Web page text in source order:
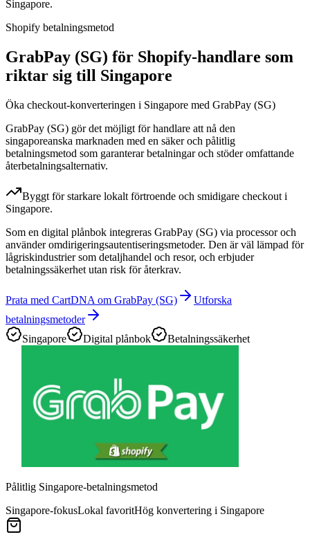
Singapore.
Shopify betalningsmetod
GrabPay (SG) för Shopify-handlare som
riktar sig till Singapore
Öka checkout-konverteringen i Singapore med GrabPay (SG)
GrabPay (SG) gör det möjligt för handlare att nå den
singaporeanska marknaden med en säker och pålitlig
betalningsmetod som garanterar betalningar och stöder omfattande
återbetalningsalternativ.
Byggt för starkare lokalt förtroende och smidigare checkout i
Singapore.
Som en digital plånbok integreras GrabPay (SG) via processor och
använder omdirigeringsautentiseringsmetoder. Den är väl lämpad för
lågriskindustrier som detaljhandel och resor, och erbjuder
betalningssäkerhet utan risk för återkrav.
Prata med CartDNA om GrabPay (SG)
Utforska
betalningsmetoder
Singapore
Digital plånbok Betalningssäkerhet
Pålitlig Singapore-betalningsmetod
Singapore-fokusLokal favoritHög konvertering i Singapore